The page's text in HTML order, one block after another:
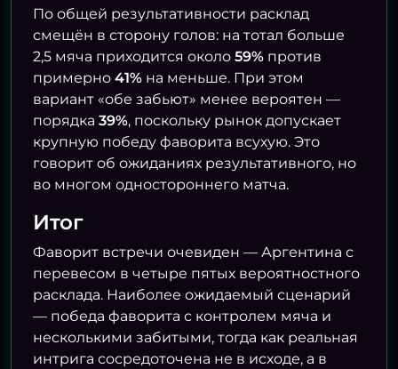
По общей результативности расклад
смещён в сторону голов: на тотал больше
2,5 мяча приходится около 59% против
примерно 41% на меньше. При этом
вариант «обе забьют» менее вероятен —
порядка 39%, поскольку рынок допускает
крупную победу фаворита всухую. Это
говорит об ожиданиях результативного, но
во многом одностороннего матча.
Итог
Фаворит встречи очевиден — Аргентина с
перевесом в четыре пятых вероятностного
расклада. Наиболее ожидаемый сценарий
— победа фаворита с контролем мяча и
несколькими забитыми, тогда как реальная
интрига сосредоточена не в исходе, а в